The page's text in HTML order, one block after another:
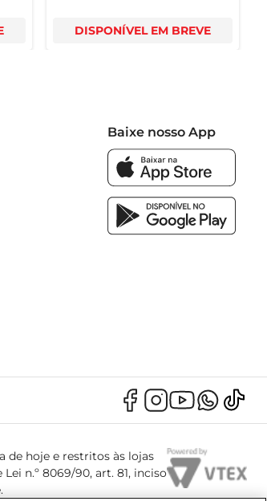
DISPONÍVEL EM BREVE
Baixe nosso App
de hoje e restritos às lojas
n.º 8069/90, art. 81, inciso